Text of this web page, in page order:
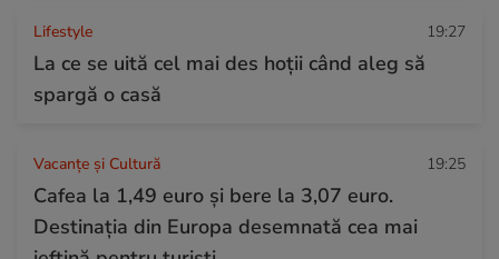
Lifestyle 19:27
La ce se uită cel mai des hoții când aleg să
spargă o casă
Vacanțe și Cultură 19:25
Cafea la 1,49 euro și bere la 3,07 euro.
Destinația din Europa desemnată cea mai